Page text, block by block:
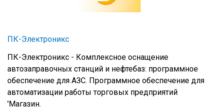
ПК-Электроникс
ПК-Электроникс - Комплексное оснащение
автозаправочных станций и нефтебаз: программное
обеспечение для АЗС. Программное обеспечение для
автоматизации работы торговых предприятий
'Магазин.